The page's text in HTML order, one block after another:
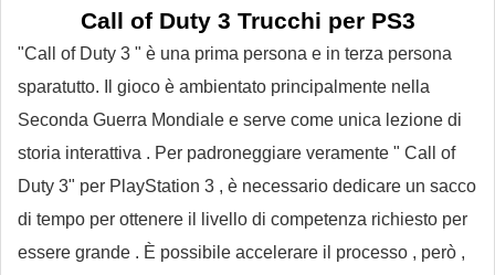
Call of Duty 3 Trucchi per PS3
"Call of Duty 3 " è una prima persona e in terza persona
sparatutto. Il gioco è ambientato principalmente nella
Seconda Guerra Mondiale e serve come unica lezione di
storia interattiva . Per padroneggiare veramente " Call of
Duty 3" per PlayStation 3 , è necessario dedicare un sacco
di tempo per ottenere il livello di competenza richiesto per
essere grande . È possibile accelerare il processo , però ,